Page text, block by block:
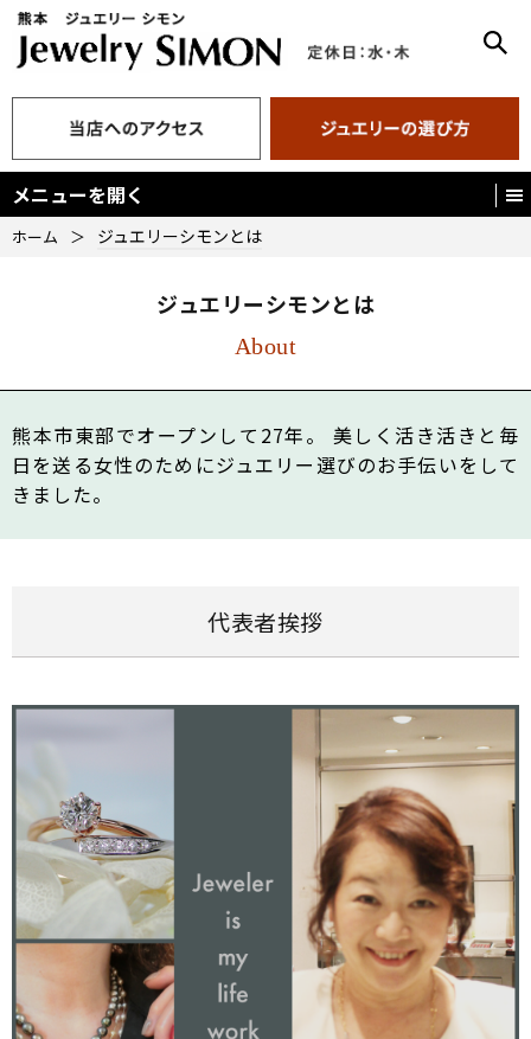
メニューを開く
ホーム ＞ ジュエリーシモンとは
ジュエリーシモンとは
About
熊本市東部でオープンして27年。
美しく活き活きと毎
日を送る女性のためにジュエリー選びのお手伝いをして
きました。
代表者挨拶